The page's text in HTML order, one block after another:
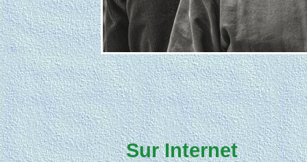
Sur Internet